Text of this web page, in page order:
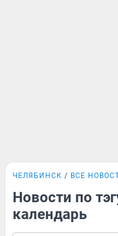
ЧЕЛЯБИНСК ВСЕ
Новости по
календарь